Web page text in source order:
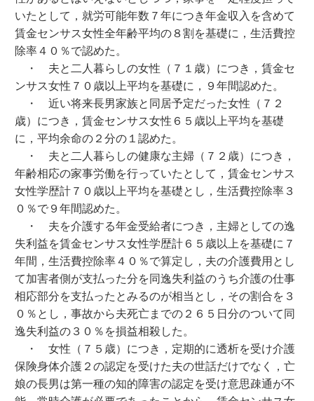
いたとして，就労可能年数７年につき年金収入を含めて
賃金センサス女性全年齢平均の８割を基礎に，生活費控
除率４０％で認めた。
・ 夫と二人暮らしの女性（７１歳）につき，賃金セ
ンサス女性７０歳以上平均を基礎に，９年間認めた。
・ 近い将来長男家族と同居予定だった女性（７２
歳）につき，賃金センサス女性６５歳以上平均を基礎
に，平均余命の２分の１認めた。
・ 夫と二人暮らしの健康な主婦（７２歳）につき，
年齢相応の家事労働を行っていたとして，賃金センサス
女性学歴計７０歳以上平均を基礎とし，生活費控除率３
０％で９年間認めた。
・ 夫を介護する年金受給者につき，主婦としての逸
失利益を賃金センサス女性学歴計６５歳以上を基礎に７
年間，生活費控除率４０％で算定し，夫の介護費用とし
て加害者側が支払った分を同逸失利益のうち介護の仕事
相応部分を支払ったとみるのが相当とし，その割合を３
０％とし，事故から夫死亡までの２６５日分のついて同
逸失利益の３０％を損益相殺した。
・ 女性（７５歳）につき，定期的に透析を受け介護
保険身体介護２の認定を受けた夫の世話だけでなく，亡
娘の長男は第一種の知的障害の認定を受け意思疎通が不